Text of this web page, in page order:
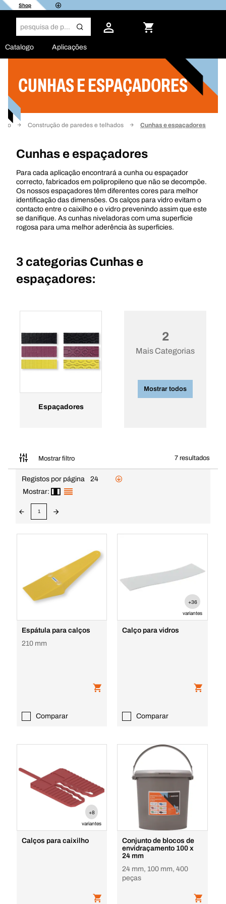
Shop
Catalogo Aplicações
CUNHAS E ESPAÇADORES
Construção de paredes e telhados Cunhas e espaçadores
Cunhas e espaçadores
Para cada aplicação encontrará a cunha ou espaçador
correcto, fabricados em polipropileno que não se decompõe.
Os nossos espaçadores têm diferentes cores para melhor
identificação das dimensões. Os calços para vidro evitam o
contacto entre o caixilho e o vidro prevenindo assim que este
se danifique. As cunhas niveladoras com uma superficie
rogosa para uma melhor aderência às superficies.
3 categorias Cunhas e
espaçadores:
Espaçadores
2
Mais Categorias
Mostrar todos
Mostrar filtro 7 resultados
Filtro
Registos por página
24
Mostrar:
1
Espátula para calços
210 mm
Comparar
+36
variantes
Calço para vidros
Comparar
+8
variantes
Calços para caixilho
Conjunto de blocos de
envidraçamento 100 x
24 mm
24 mm, 100 mm, 400
peças